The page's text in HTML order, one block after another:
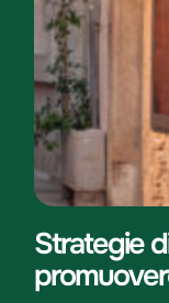
Strategie